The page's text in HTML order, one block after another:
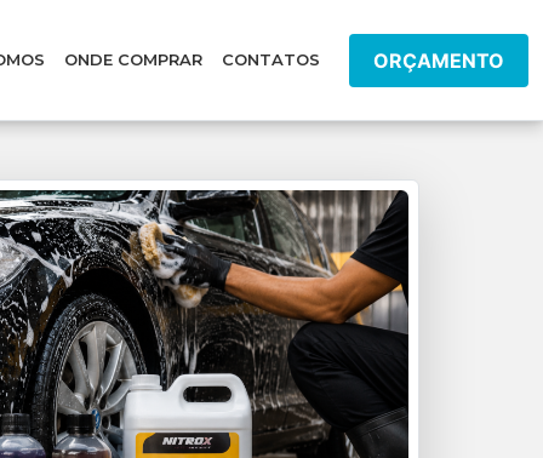
ONDE COMPRAR CONTATOS ORÇAMENTO